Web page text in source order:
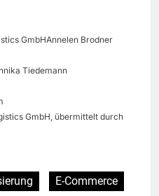
GmbHAnnelen Brodner
Tiedemann
GmbH, übermittelt durch
E-Commerce